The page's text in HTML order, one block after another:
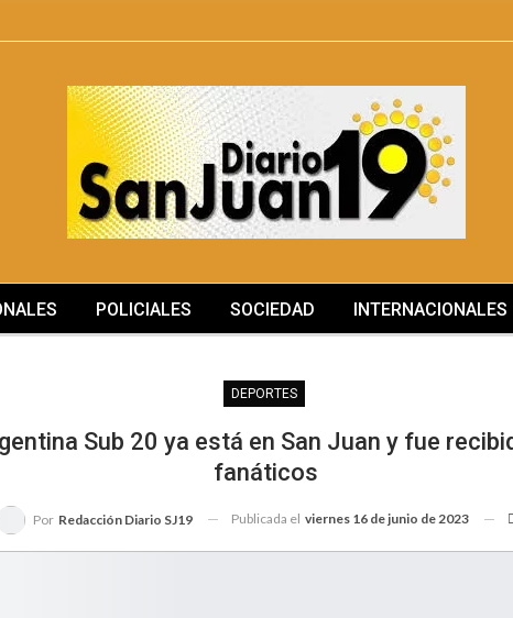
POLICIALES SOCIEDAD INTERNACIONALES
DEPORTES
Sub 20 ya está en San Juan y fue
fanáticos
Por Redacción Diario SJ19 Publicada el viernes 16 de junio de 2023